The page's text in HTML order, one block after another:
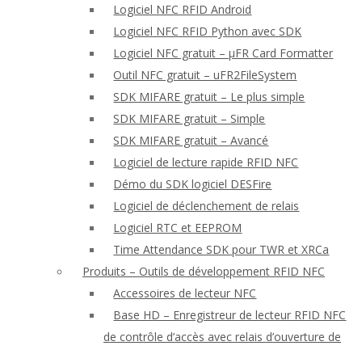
Logiciel NFC RFID Android
Logiciel NFC RFID Python avec SDK
Logiciel NFC gratuit – μFR Card Formatter
Outil NFC gratuit – uFR2FileSystem
SDK MIFARE gratuit – Le plus simple
SDK MIFARE gratuit – Simple
SDK MIFARE gratuit – Avancé
Logiciel de lecture rapide RFID NFC
Démo du SDK logiciel DESFire
Logiciel de déclenchement de relais
Logiciel RTC et EEPROM
Time Attendance SDK pour TWR et XRCa
Produits – Outils de développement RFID NFC
Accessoires de lecteur NFC
Base HD – Enregistreur de lecteur RFID NFC
de contrôle d’accès avec relais d’ouverture de